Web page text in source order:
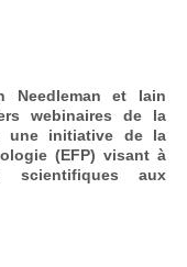
Needleman et Iain
webinaires de la
une initiative de la
(EFP) visant à
scientifiques aux